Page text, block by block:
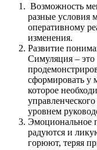
Возможность
разные условия
оперативному
изменения.
Развитие
Симуляция – это
сформировать у
которое
уровнем
Эмоциональное
радуются и
горюют, теряя